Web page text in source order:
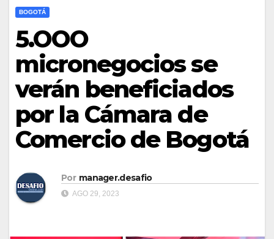
BOGOTÁ
5.OOO
micronegocios se
verán beneficiados
por la Cámara de
Comercio de Bogotá
Por manager.desafio
AGO 29, 2023